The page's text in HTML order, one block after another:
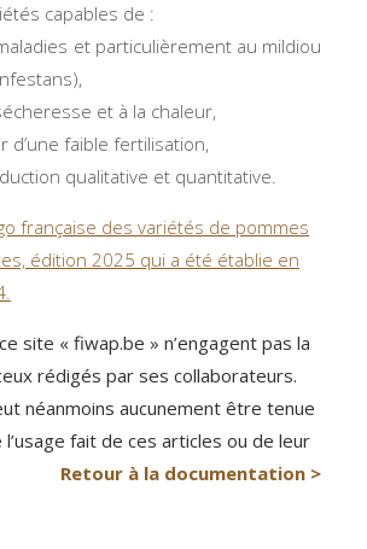
capables de :
et particulièrement au mildiou
),
et à la chaleur,
d’une faible fertilisation,
qualitative et quantitative.
française des variétés de pommes
édition 2025 qui a été établie en
site « fiwap.be » n’engagent pas la
rédigés par ses collaborateurs.
néanmoins aucunement être tenue
fait de ces articles ou de leur
Retour à la documentation >